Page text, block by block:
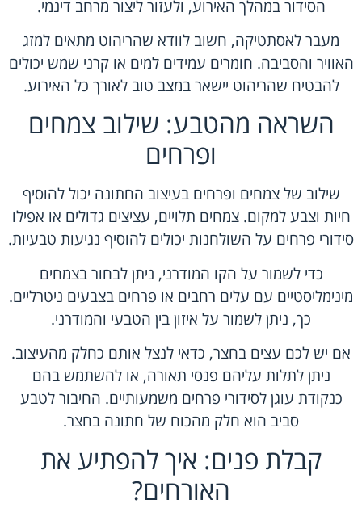
הסידור במהלך האירוע, ולעזור ליצור מרחב דינמי.
מעבר לאסתטיקה, חשוב לוודא שהריהוט מתאים למזג
האוויר והסביבה. חומרים עמידים למים או קרני שמש יכולים
להבטיח שהריהוט יישאר במצב טוב לאורך כל האירוע.
השראה מהטבע: שילוב צמחים
ופרחים
שילוב של צמחים ופרחים בעיצוב החתונה יכול להוסיף
חיות וצבע למקום. צמחים תלויים, עציצים גדולים או אפילו
סידורי פרחים על השולחנות יכולים להוסיף נגיעות טבעיות.
כדי לשמור על הקו המודרני, ניתן לבחור בצמחים
מינימליסטיים עם עלים רחבים או פרחים בצבעים ניטרליים.
כך, ניתן לשמור על איזון בין הטבעי והמודרני.
אם יש לכם עצים בחצר, כדאי לנצל אותם כחלק מהעיצוב.
ניתן לתלות עליהם פנסי תאורה, או להשתמש בהם
כנקודת עוגן לסידורי פרחים משמעותיים. החיבור לטבע
סביב הוא חלק מהכוח של חתונה בחצר.
קבלת פנים: איך להפתיע את
האורחים?